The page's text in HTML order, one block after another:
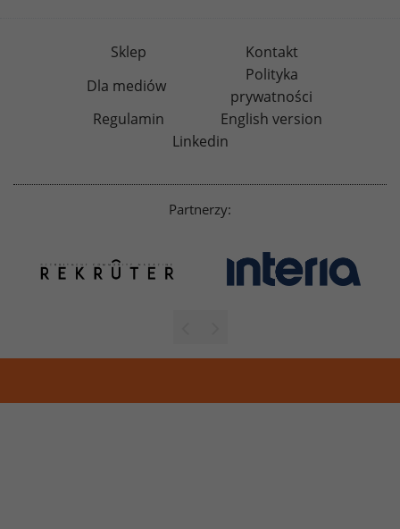
Sklep
Kontakt
Dla mediów
Polityka
prywatności
Regulamin
English version
Linkedin
Partnerzy: